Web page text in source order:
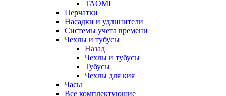
TAOMI
Перчатки
Насадки и удлинители
Системы учета времени
Чехлы и тубусы
Назад
Чехлы и тубусы
Тубусы
Чехлы для кия
Часы
Все комплектующие